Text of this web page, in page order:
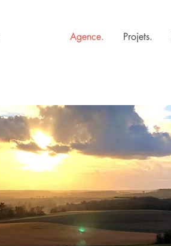
Agence. Projets.